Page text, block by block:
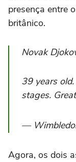
presença entre
britânico.
Novak
39 years
stages.
—
Agora, os dois